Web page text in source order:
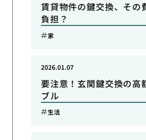
賃貸物件の鍵交換、その
負担？
家
要注意！玄関鍵交換の高
ブル
2026.01.07
生活